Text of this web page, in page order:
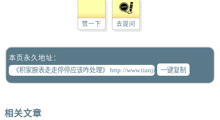
赞一下 去提问
本页永久地址：
一键复制
相关文章